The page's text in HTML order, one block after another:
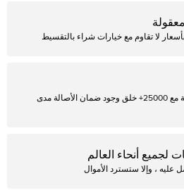
لا تقاوم مع خيارات شراء بالتقسيط
صفيحة موثوقة وآمنة مع 25000+ خلق وجود ضمان الأصالة مدى
لجميع أنحاء العالم
عليه ، وإلا ستسترد الأموال